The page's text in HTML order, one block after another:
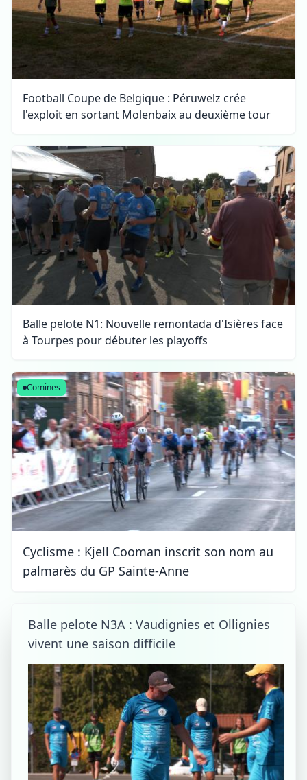
Football Coupe de Belgique : Péruwelz crée
l'exploit en sortant Molenbaix au deuxième tour
Balle pelote N1: Nouvelle remontada d'Isières face
à Tourpes pour débuter les playoffs
Comines
Cyclisme : Kjell Cooman inscrit son nom au
palmarès du GP Sainte-Anne
Balle pelote N3A : Vaudignies et Ollignies
vivent une saison difficile